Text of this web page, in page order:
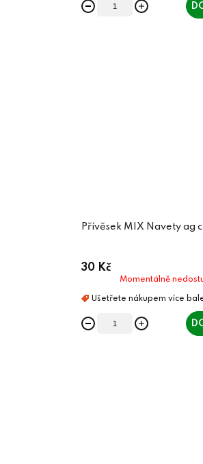
Přívěsek MIX Navety ag
30 Kč
Momentálně